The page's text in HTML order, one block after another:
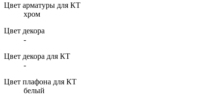
Цвет арматуры для КТ
хром
Цвет декора
-
Цвет декора для КТ
-
Цвет плафона для КТ
белый